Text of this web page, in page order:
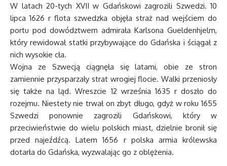
W latach 20-tych XVII w Gdańskowi zagrozili Szwedzi. 10
lipca 1626 r flota szwedzka objęła straż nad wejściem do
portu pod dowództwem admirała Karlsona Gueldenhjelm,
który rewidował statki przybywające do Gdańska i ściągał z
nich wysokie cła.
Wojna ze Szwecją ciągnęła się latami, obie ze stron
zamiennie przysparzały strat wrogiej flocie. Walki przeniosły
się także na ląd. Wreszcie 12 września 1635 r doszło do
rozejmu. Niestety nie trwał on zbyt długo, gdyż w roku 1655
Szwedzi ponownie zagrozili Gdańskowi, który w
przeciwieństwie do wielu polskich miast, dzielnie bronił się
przed najeźdźcą. Latem 1656 r polska armia królewska
dotarła do Gdańska, wyzwalając go z oblężenia.